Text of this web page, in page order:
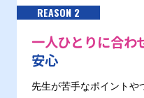
REASON 2
一人ひとりに合わ
安心
先生が苦手なポイントや